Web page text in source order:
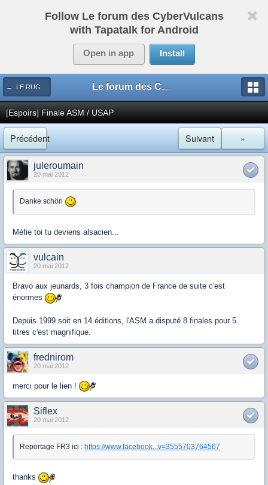
Follow Le forum des CyberVulcans
with Tapatalk for Android
Open in app Install
← LE RUGBY DE CHEZ NOUS Le forum des CyberVulcans
[Espoirs] Finale ASM / USAP
Précédent »
Suivant
juleroumain
20 mai 2012
Danke schön
Méfie toi tu deviens alsacien...
vulcain
20 mai 2012
Bravo aux jeunards, 3 fois champion de France de suite c'est
énormes
Depuis 1999 soit en 14 éditions, l'ASM a disputé 8 finales pour 5
titres c'est magnifique.
frednirom
20 mai 2012
merci pour le lien !
Siflex
20 mai 2012
Reportage FR3 ici : https://www.facebook...v=3555703764567
thanks